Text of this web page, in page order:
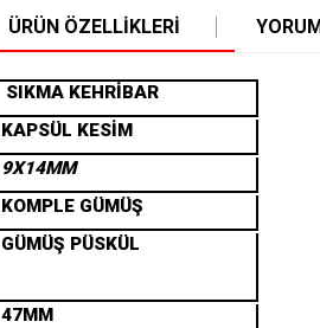
ÜRÜN ÖZELLIKLERI
SIKMA KEHRİBAR
KAPSÜL KESİM
9X14MM
KOMPLE GÜMÜŞ
GÜMÜŞ PÜSKÜL
47MM